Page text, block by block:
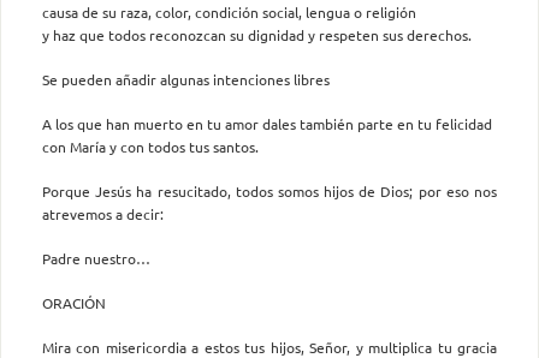
causa de su raza, color, condición social, lengua o religión
y haz que todos reconozcan su dignidad y respeten sus derechos.
Se pueden añadir algunas intenciones libres
A los que han muerto en tu amor dales también parte en tu felicidad
con María y con todos tus santos.
Porque Jesús ha resucitado, todos somos hijos de Dios; por eso nos
atrevemos a decir:
Padre nuestro…
ORACIÓN
Mira con misericordia a estos tus hijos, Señor, y multiplica tu gracia